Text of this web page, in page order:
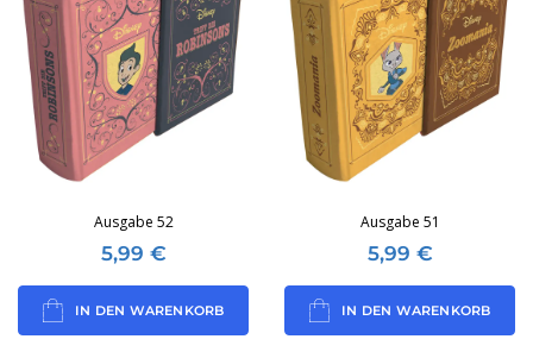
Ausgabe 52
5,99 €
IN DEN WARENKORB
Ausgabe 51
5,99 €
IN DEN WARENKORB